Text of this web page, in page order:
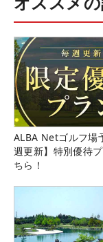
ALBA Netゴルフ場
週更新】特別優待
ちら！